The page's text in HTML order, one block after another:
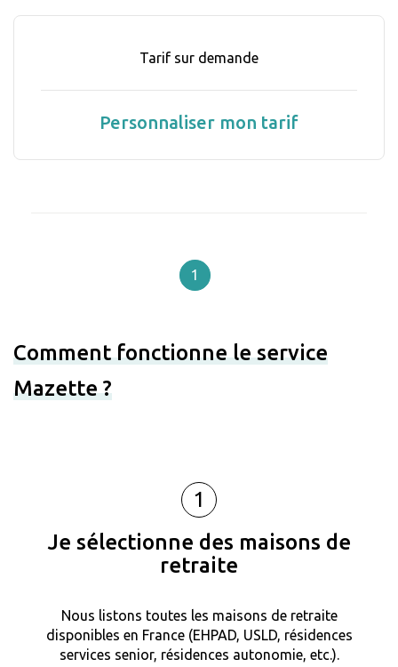
Tarif sur demande
Personnaliser mon tarif
1
Comment fonctionne le service
Mazette ?
1
Je sélectionne des maisons de
retraite
Nous listons toutes les maisons de retraite
disponibles en France (EHPAD, USLD, résidences
services senior, résidences autonomie, etc.).